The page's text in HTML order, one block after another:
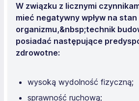
W związku z licznymi
mieć negatywny wpływ na stan
organizmu,&nbsp;technik
posiadać następujące
zdrowotne:
wysoką wydolność fizyczną;
sprawność ruchową;